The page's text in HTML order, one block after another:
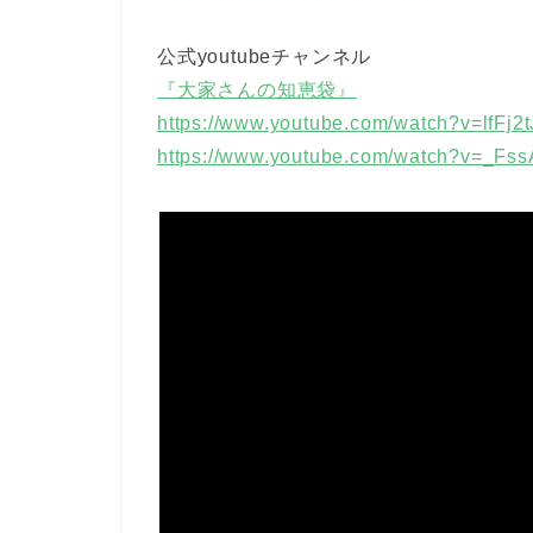
公式youtubeチャンネル
『大家さんの知恵袋』
https://www.youtube.com/
https://www.youtube.com/